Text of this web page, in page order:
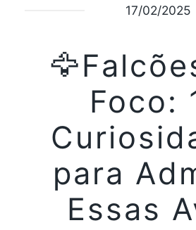
17/02/2025
Foco:
para
Essas